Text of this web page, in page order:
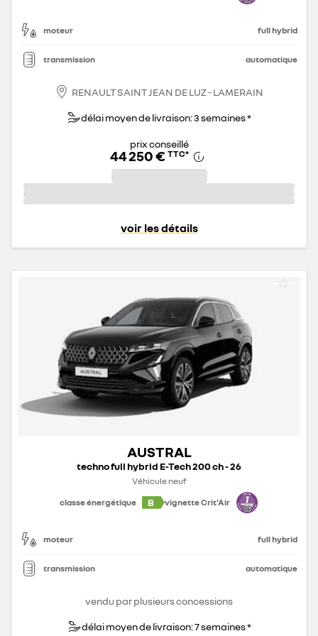
moteur full hybrid
transmission automatique
RENAULT SAINT JEAN DE LUZ - LAMERAIN
délai moyen de livraison: 3 semaines *
prix conseillé
44 250 € TTC*
voir les détails
AUSTRAL
techno full hybrid E-Tech 200 ch - 26
Véhicule neuf
classe énergétique
B vignette Crit'Air
moteur full hybrid
transmission automatique
vendu par plusieurs concessions
délai moyen de livraison: 7 semaines *